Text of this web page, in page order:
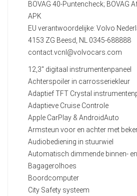
BOVAG 40-Puntencheck; BOVAG
APK
EU verantwoordelijke: Volvo
4153 ZG Beesd, NL 0345-688888
contact.vcnl@volvocars.com
12,3" digitaal instrumentenpaneel
Achterspoiler in carrosseriekleur
Adaptief TFT Crystal
Adaptieve Cruise Controle
Apple CarPlay & AndroidAuto
Armsteun voor en achter met
Audiobediening in stuurwiel
Automatisch dimmende binnen-
Bagagerolhoes
Boordcomputer
City Safety systeem